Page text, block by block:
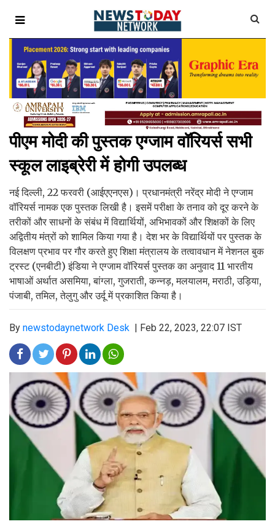
पीएम मोदी की पुस्तक एग्जाम वॉरियर्स सभी
स्कूल लाइब्रेरी में होगी उपलब्ध
नई दिल्ली, 22 फरवरी (आईएएनएस)। प्रधानमंत्री नरेंद्र मोदी ने एग्जाम
वॉरियर्स नामक एक पुस्तक लिखी है। इसमें परीक्षा के तनाव को दूर करने के
तरीकों और साधनों के संबंध में विद्यार्थियों, अभिभावकों और शिक्षकों के लिए
अद्वितीय मंत्रों को शामिल किया गया है। देश भर के विद्यार्थियों पर पुस्तक के
विलक्षण प्रभाव पर गौर करते हुए शिक्षा मंत्रालय के तत्वावधान में नेशनल बुक
ट्रस्ट (एनबीटी) इंडिया ने एग्जाम वॉरियर्स पुस्तक का अनुवाद 11 भारतीय
भाषाओं अर्थात असमिया, बांग्ला, गुजराती, कन्नड़, मलयालम, मराठी, उड़िया,
पंजाबी, तमिल, तेलुगु और उर्दू में प्रकाशित किया है।
By newstodaynetwork Desk Feb 22, 2023, 22:07 IST